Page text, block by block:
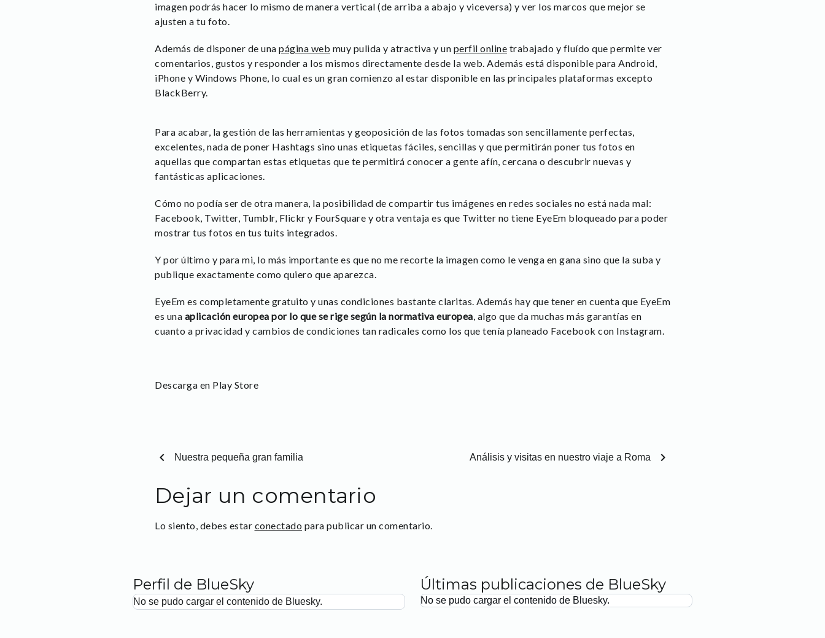
imagen podrás hacer lo mismo de manera vertical (de arriba a abajo y viceversa) y ver los marcos que mejor se
ajusten a tu foto.
Además de disponer de una página web muy pulida y atractiva y un perfil online trabajado y fluído que permite ver
comentarios, gustos y responder a los mismos directamente desde la web. Además está disponible para Android,
iPhone y Windows Phone, lo cual es un gran comienzo al estar disponible en las principales plataformas excepto
BlackBerry.
Para acabar, la gestión de las herramientas y geoposición de las fotos tomadas son sencillamente perfectas,
excelentes, nada de poner Hashtags sino unas etiquetas fáciles, sencillas y que permitirán poner tus fotos en
aquellas que compartan estas etiquetas que te permitirá conocer a gente afín, cercana o descubrir nuevas y
fantásticas aplicaciones.
Cómo no podía ser de otra manera, la posibilidad de compartir tus imágenes en redes sociales no está nada mal:
Facebook, Twitter, Tumblr, Flickr y FourSquare y otra ventaja es que Twitter no tiene EyeEm bloqueado para poder
mostrar tus fotos en tus tuits integrados.
Y por último y para mi, lo más importante es que no me recorte la imagen como le venga en gana sino que la suba y
publique exactamente como quiero que aparezca.
EyeEm es completamente gratuito y unas condiciones bastante claritas. Además hay que tener en cuenta que EyeEm
es una aplicación europea por lo que se rige según la normativa europea, algo que da muchas más garantías en
cuanto a privacidad y cambios de condiciones tan radicales como los que tenía planeado Facebook con Instagram.
Descarga en Play Store
chevron_left Nuestra pequeña gran familia Análisis y visitas en nuestro viaje a Roma chevron_right
Dejar un comentario
Lo siento, debes estar conectado para publicar un comentario.
Perfil de BlueSky
No se pudo cargar el contenido de Bluesky.
Últimas publicaciones de BlueSky
No se pudo cargar el contenido de Bluesky.